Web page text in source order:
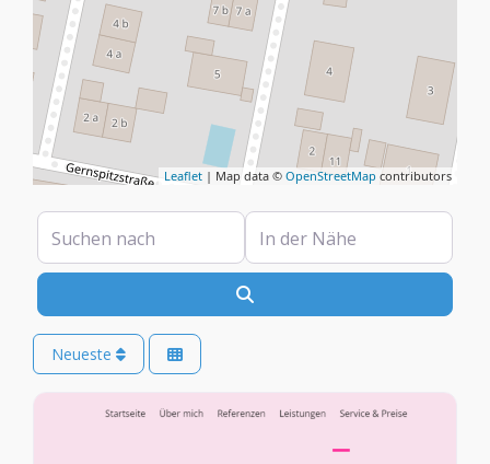
Leaflet | Map data © OpenStreetMap contributors
Suchen nach In der Nähe
Neueste